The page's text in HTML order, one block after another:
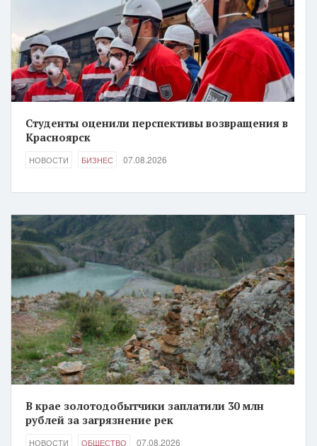
Студенты оценили перспективы возвращения в
Красноярск
НОВОСТИ БИЗНЕС 07.08.2026
В крае золотодобытчики заплатили 30 млн
рублей за загрязнение рек
НОВОСТИ ОБЩЕСТВО 07.08.2026